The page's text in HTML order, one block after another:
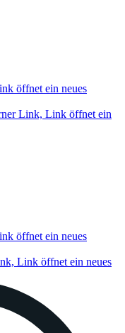
öffnet ein neues
Link, Link öffnet ein
öffnet ein neues
Link öffnet ein neues